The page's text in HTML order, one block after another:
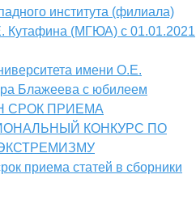
института (филиала)
Кутафина (МГЮА) с 01.01.2021
имени О.Е.
Блажеева с юбилеем
СРОК ПРИЕМА
КОНКУРС ПО
приема статей в сборники